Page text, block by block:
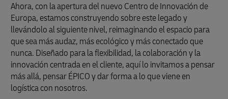
Ahora, con la apertura del nuevo Centro de Innovación de
Europa, estamos construyendo sobre este legado y
llevándolo al siguiente nivel, reimaginando el espacio para
que sea más audaz, más ecológico y más conectado que
nunca. Diseñado para la flexibilidad, la colaboración y la
innovación centrada en el cliente, aquí lo invitamos a pensar
más allá, pensar ÉPICO y dar forma a lo que viene en
logística con nosotros.